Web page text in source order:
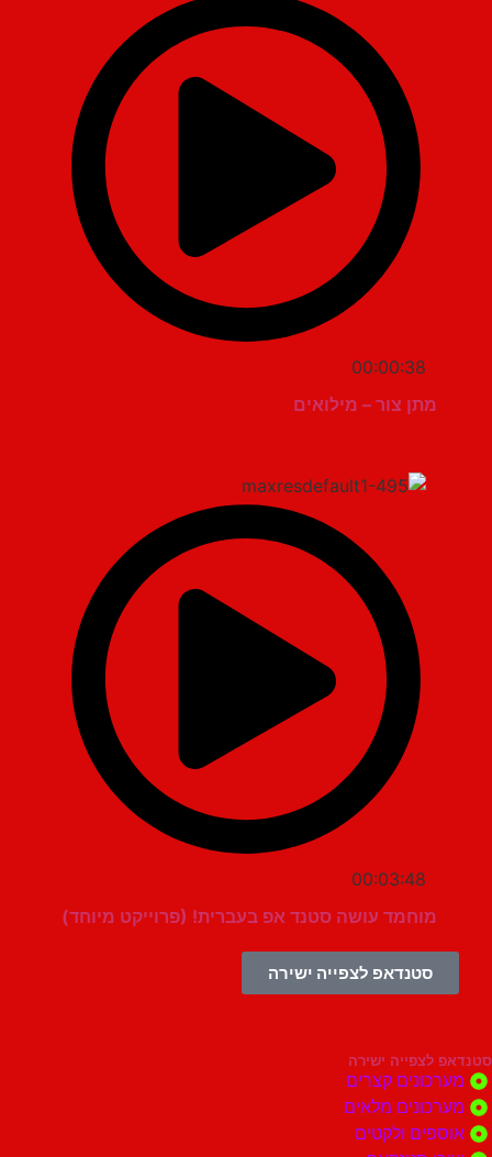
00:00:38
מתן צור – מילואים
00:03:48
מוחמד עושה סטנד אפ בעברית! (פרוייקט מיוחד)
סטנדאפ לצפייה ישירה
ישירה
קצרים
מלאים
ולקטים